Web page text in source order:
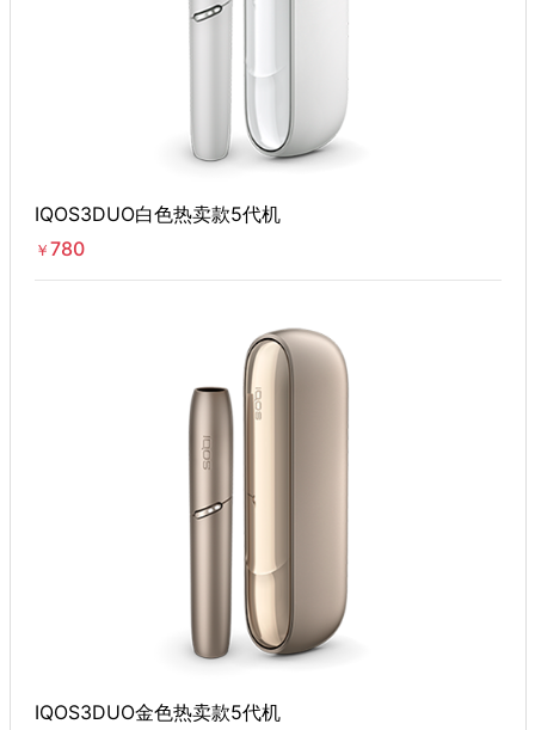
IQOS3DUO白色热卖款5代机
￥ 780
IQOS3DUO金色热卖款5代机